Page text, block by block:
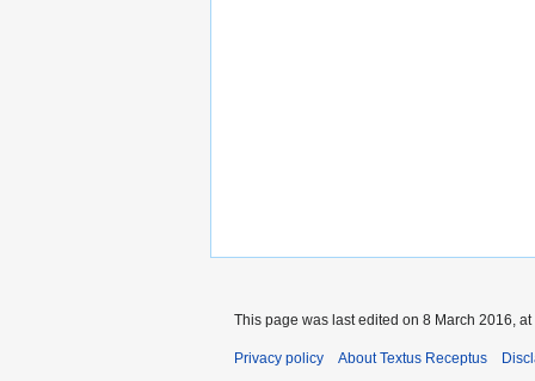
This page was last edited on 8 March 2016, at
Privacy policy About Textus Receptus